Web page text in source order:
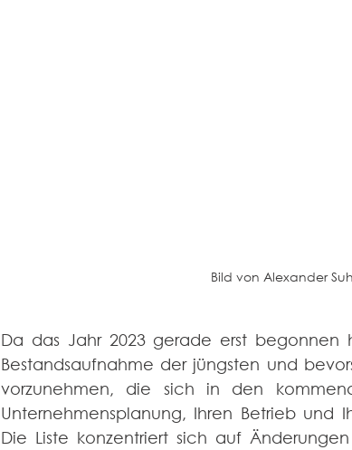
Bild von Alexander
Da das Jahr 2023 gerade erst
Bestandsaufnahme der jüngsten und
vorzunehmen, die sich in den
Unternehmensplanung, Ihren Betrieb und
Die Liste konzentriert sich auf